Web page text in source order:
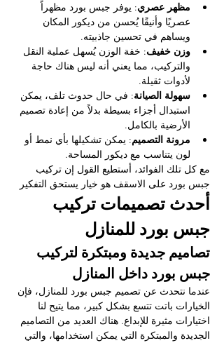
مظهر عصري: يوفر جبس بورد مظهراً
عصريًا وأنيقًا يُحسن من ديكور المكان
ويساهم في تحسين جاذبيته.
وزن خفيف: خفة الوزن يُسهل عملية النقل
والتركيب، مما يعني أنه ليس هناك حاجة
لأدوات ثقيلة.
سهولة الصيانة: في حال حدوث تلف، يمكن
استبدال أجزاء بسيطة بدلاً من إعادة تصميم
الأرضية بالكامل.
مرونة التصميم: يمكن تشكيلها بأي نمط أو
لون يتناسب مع ديكور المساحة.
مع كل تلك الفوائد، أستطيع القول إن تركيب
جبس بورد على الاسقف هو خيار يستحق التفكير
أحدث تصميمات تركيب
جبس بورد للمنازل
تصاميم جديدة ومبتكرة لتركيب
جبس بورد داخل المنازل
عندما نتحدث عن تصميم جبس بورد للمنازل، فإن
الخيارات باتت تتسع بشكل كبير، مما يتيح لنا
اختيارات مثيرة للإبداع. هناك العديد من التصاميم
الجديدة والمبتكرة التي يمكن استخدامها، والتي